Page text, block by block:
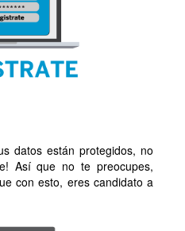
datos están protegidos, no
Así que no te preocupes,
con esto, eres candidato a